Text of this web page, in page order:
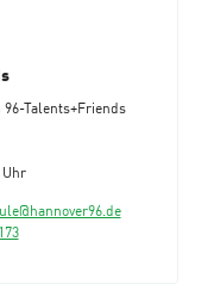
Talents+Friends
Uhr